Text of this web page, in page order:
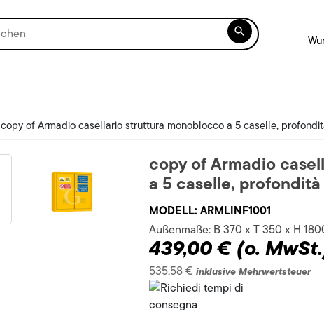

copy of Armadio casellario struttura monoblocco a 5 caselle,
copy of Armadio
a 5 caselle,
MODELL: ARMLINF1001
Außenmaße: B 370 x T 350 x H
439,00 € (o.
535,58 € inklusive Mehrwertsteuer